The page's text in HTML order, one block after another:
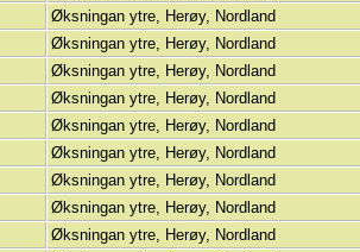
Øksningan ytre, Herøy, Nordland
Øksningan ytre, Herøy, Nordland
Øksningan ytre, Herøy, Nordland
Øksningan ytre, Herøy, Nordland
Øksningan ytre, Herøy, Nordland
Øksningan ytre, Herøy, Nordland
Øksningan ytre, Herøy, Nordland
Øksningan ytre, Herøy, Nordland
Øksningan ytre, Herøy, Nordland